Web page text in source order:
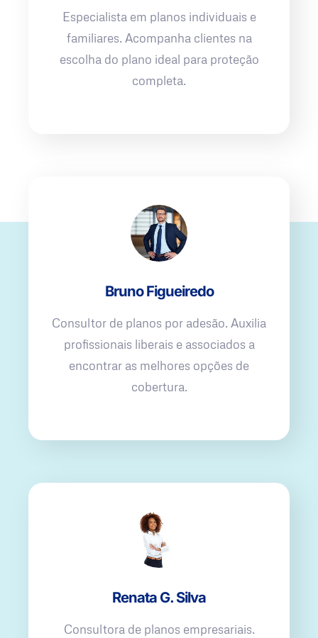
Especialista em planos individuais e
familiares. Acompanha clientes na
escolha do plano ideal para proteção
completa.
Bruno Figueiredo
Consultor de planos por adesão. Auxilia
profissionais liberais e associados a
encontrar as melhores opções de
cobertura.
Renata G. Silva
Consultora de planos empresariais.